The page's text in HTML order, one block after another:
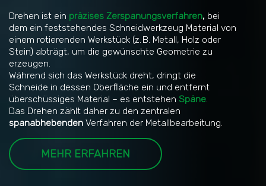
Drehen ist ein präzises Zerspanungsverfahren, bei
dem ein feststehendes Schneidwerkzeug Material von
einem rotierenden Werkstück (z. B. Metall, Holz oder
Stein) abträgt, um die gewünschte Geometrie zu
erzeugen.
Während sich das Werkstück dreht, dringt die
Schneide in dessen Oberfläche ein und entfernt
überschüssiges Material – es entstehen Späne
Das Drehen zählt daher zu den zentralen
spanabhebenden Verfahren der Metallbearbeitung.
MEHR ERFAHREN